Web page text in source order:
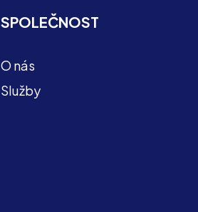
SPOLEČNOST
O nás
Služby